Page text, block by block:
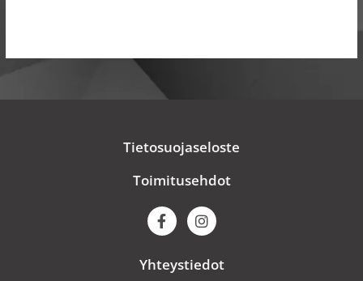
Tietosuojaseloste
Toimitusehdot
F
a
c
b
I
n
s
a
Yhteystiedot